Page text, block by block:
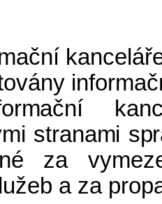
stranami
za
a za